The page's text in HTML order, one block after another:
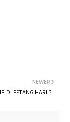
NEWER
DI PETANG HARI ?...